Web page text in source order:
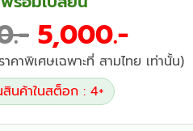
5,000
คาพิเศษเฉพาะที่ สามไทย เท่านั้น)
นค้าในสต็อก : 4+